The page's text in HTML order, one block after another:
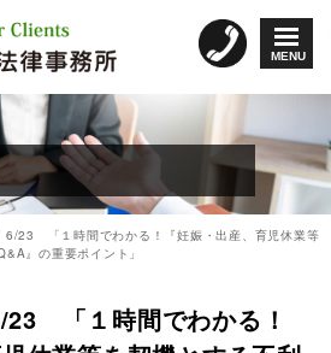
MENU
6/23 「１時間でわかる！『妊娠・出産、育児休業等
』の重要ポイント」
23 「１時間でわかる！
: